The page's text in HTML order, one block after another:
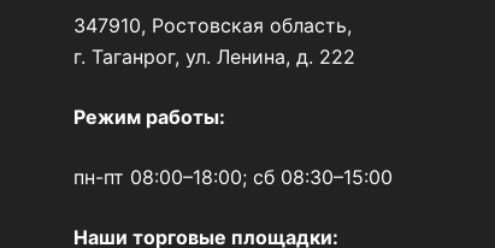
347910, Ростовская область,
г. Таганрог, ул. Ленина, д. 222
Режим работы:
пн-пт 08:00–18:00; сб 08:30–15:00
Наши торговые площадки: